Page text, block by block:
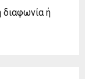
διαφωνία ή